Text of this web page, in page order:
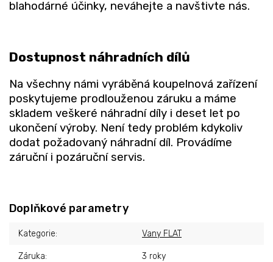
blahodárné účinky, neváhejte a navštivte nás.
Dostupnost náhradních dílů
Na všechny námi vyráběná koupelnová zařízení
poskytujeme prodlouženou záruku a máme
skladem veškeré náhradní díly i deset let po
ukončení výroby. Není tedy problém kdykoliv
dodat požadovaný náhradní díl. Provádíme
záruční i pozáruční servis.
Doplňkové parametry
Kategorie: Vany FLAT
Záruka: 3 roky